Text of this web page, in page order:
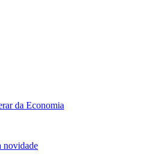
da Economia
novidade